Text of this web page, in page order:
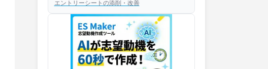
エントリーシートの添削・改善